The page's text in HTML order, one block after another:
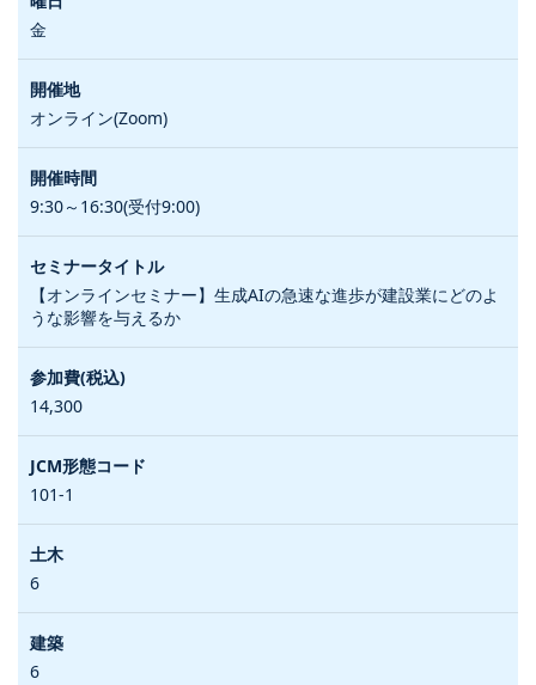
金
オンライン(Zoom)
9:30～16:30(受付9:00)
【オンラインセミナー】生成AIの急速な進歩が建設業にどのよ
うな影響を与えるか
14,300
101-1
6
6